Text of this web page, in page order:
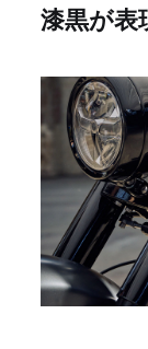
漆黒が表